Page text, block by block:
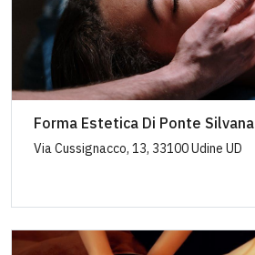
Forma Estetica Di Ponte Silvana
Via Cussignacco, 13, 33100 Udine UD